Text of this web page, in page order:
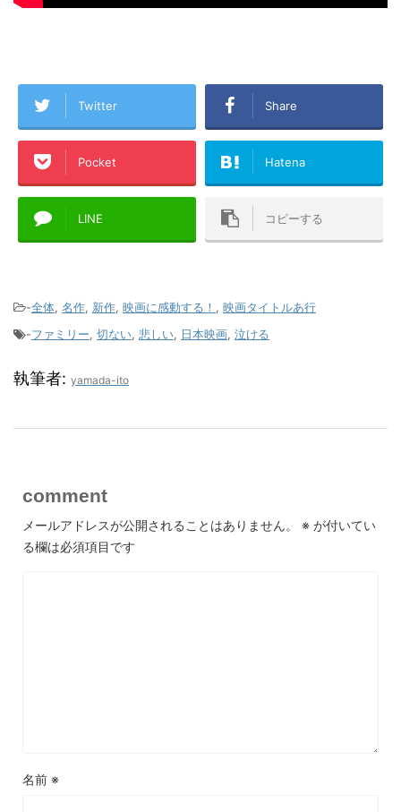
Twitter Share
Pocket Hatena
LINE コピーする
-全体, 名作, 新作, 映画に感動する！ , 映画タイトルあ行
-ファミリー, 切ない, 悲しい, 日本映画, 泣ける
執筆者: yamada-ito
comment
メールアドレスが公開されることはありません。 ※ が付いてい
る欄は必須項目です
名前 ※